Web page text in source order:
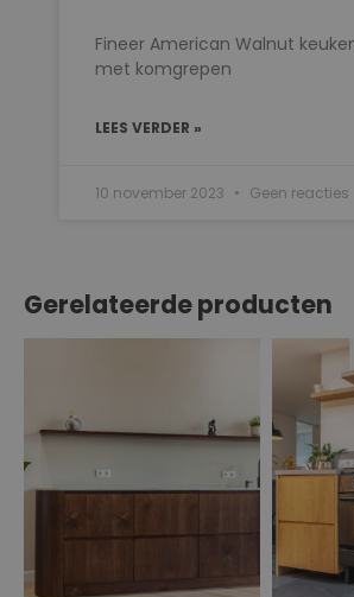
Fineer American Walnut
met komgrepen
LEES VERDER »
10 november 2023 Geen reacties
Gerelateerde producten